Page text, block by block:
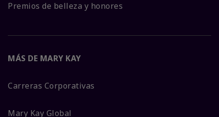
Premios de belleza y honores
MÁS DE MARY KAY
Carreras Corporativas
Mary Kay Global